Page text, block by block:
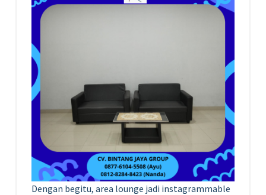
Dengan begitu, area lounge jadi instagrammable